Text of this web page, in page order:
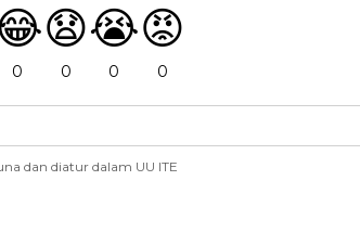
0
😧
0
😭
0
😡
0
dan diatur dalam UU ITE